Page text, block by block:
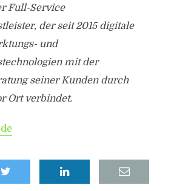
Full-Service
der seit 2015 digitale
und
mit der
seiner Kunden durch
Ort verbindet.